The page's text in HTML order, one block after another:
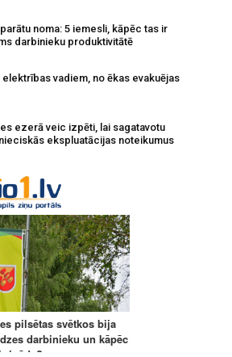
noma: 5 iemesli, kāpēc tas ir
darbinieku produktivitātē
vadiem, no ēkas evakuējas
ezerā veic izpēti, lai sagatavotu
ekspluatācijas noteikumus